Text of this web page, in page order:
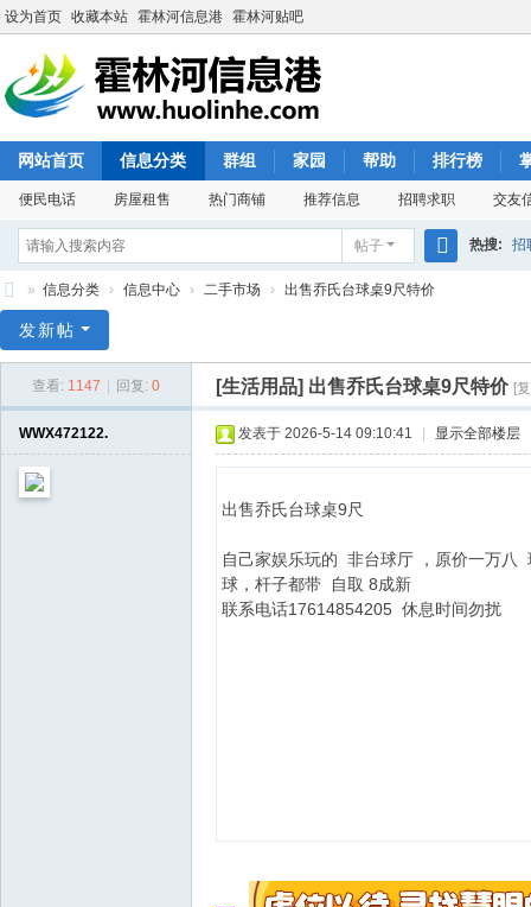
设为首页 收藏本站 霍林河信息港 霍林河贴吧
网站首页 信息分类 群组 家园 帮助 排行榜
便民电话 房屋租售 热门商铺 推荐信息 招聘求职 交友
帖子 热搜: 招
林
» 信息分类 › 信息中心 › 二手市场 › 出售乔氏台球桌9尺特价
发新帖
查看: 1147 回复: 0 [生活用品] 出售乔氏台球桌9尺特价 [
WWX472122. 发表于 2026-5-14 09:10:41 显示全部楼层
出售乔氏台球桌9尺
自己家娱乐玩的 非台球厅 ，原价一万八
球，杆子都带 自取 8成新
联系电话17614854205 休息时间勿扰